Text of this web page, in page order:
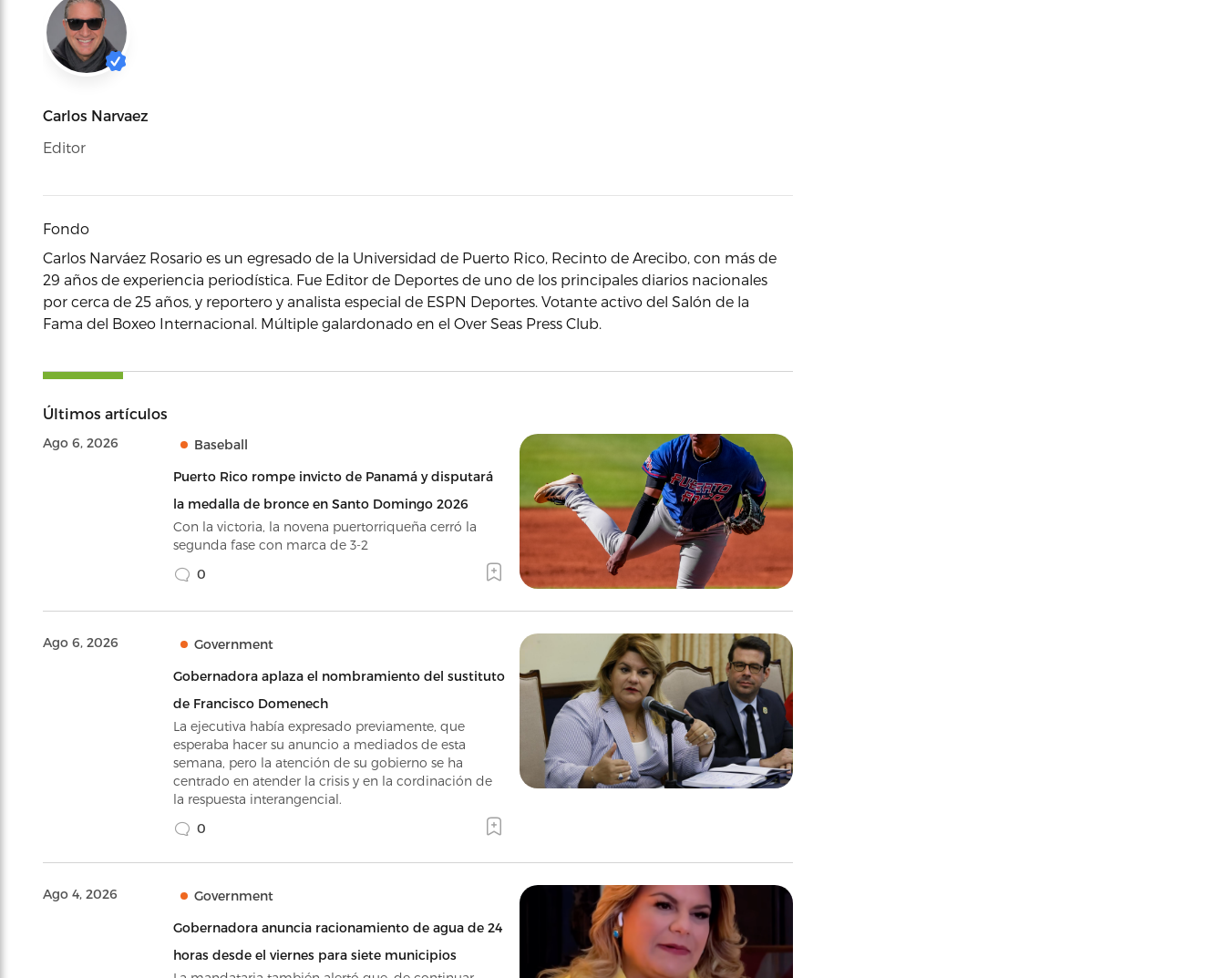
Carlos Narvaez
Editor
Fondo
Carlos Narváez Rosario es un egresado de la Universidad de Puerto Rico, Recinto de Arecibo, con más de
29 años de experiencia periodística. Fue Editor de Deportes de uno de los principales diarios nacionales
por cerca de 25 años, y reportero y analista especial de ESPN Deportes. Votante activo del Salón de la
Fama del Boxeo Internacional. Múltiple galardonado en el Over Seas Press Club.
Últimos artículos
Ago 6, 2026 Baseball
Puerto Rico rompe invicto de Panamá y disputará
la medalla de bronce en Santo Domingo 2026
Con la victoria, la novena puertorriqueña cerró la
segunda fase con marca de 3-2
0
Ago 6, 2026 Government
Gobernadora aplaza el nombramiento del sustituto
de Francisco Domenech
La ejecutiva había expresado previamente, que
esperaba hacer su anuncio a mediados de esta
semana, pero la atención de su gobierno se ha
centrado en atender la crisis y en la cordinación de
la respuesta interangencial.
0
Ago 4, 2026 Government
Gobernadora anuncia racionamiento de agua de 24
horas desde el viernes para siete municipios